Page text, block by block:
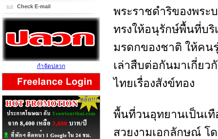
พระราชดำริของพระ
ทรงให้อนุรักษ์พื้นที่บริ
มรดกของชาติ ให้คน
เล่าสืบต่อกันมาเกี่ย
ไทยเรื่องสังข์ทอง
พื้นที่วนอุทยานเป็นเ
สวยงามเอกลักษณ์ โ
Check E-mail
กำจัดปลวก